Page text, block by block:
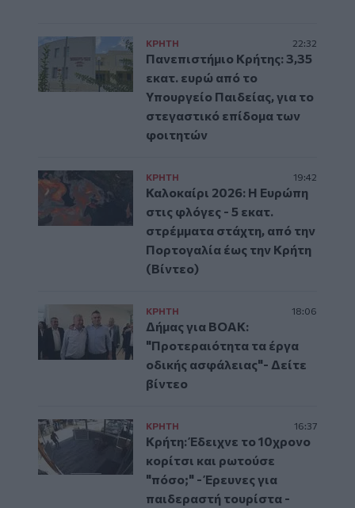
ΚΡΗΤΗ 22:32
Πανεπιστήμιο Κρήτης: 3,35
εκατ. ευρώ από το
Υπουργείο Παιδείας, για το
στεγαστικό επίδομα των
φοιτητών
ΚΡΗΤΗ 19:42
Καλοκαίρι 2026: Η Ευρώπη
στις φλόγες - 5 εκατ.
στρέμματα στάχτη, από την
Πορτογαλία έως την Κρήτη
(Βίντεο)
ΚΡΗΤΗ 18:06
Δήμας για ΒΟΑΚ:
"Προτεραιότητα τα έργα
οδικής ασφάλειας"- Δείτε
βίντεο
ΚΡΗΤΗ 16:37
Κρήτη: Έδειχνε το 10χρονο
κορίτσι και ρωτούσε
"πόσο;" - Έρευνες για
παιδεραστή τουρίστα -